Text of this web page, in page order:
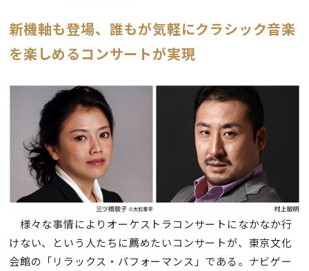
新機軸も登場、誰もが気軽にクラシック音楽
を楽しめるコンサートが実現
様々な事情によりオーケストラコンサートになかなか行
けない、という人たちに薦めたいコンサートが、東京文化
会館の「リラックス・パフォーマンス」である。ナビゲー